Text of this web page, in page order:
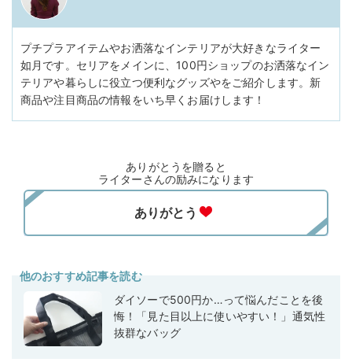
プチプラアイテムやお洒落なインテリアが大好きなライター
如月です。セリアをメインに、100円ショップのお洒落なイン
テリアや暮らしに役立つ便利なグッズやをご紹介します。新
商品や注目商品の情報をいち早くお届けします！
ありがとうを贈ると
ライターさんの励みになります
他のおすすめ記事を読む
ダイソーで500円か…って悩んだことを後
悔！「見た目以上に使いやすい！」通気性
抜群なバッグ